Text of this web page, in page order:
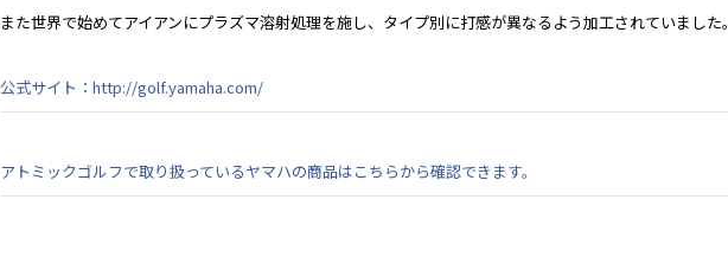
また世界で始めてアイアンにプラズマ溶射処理を施し、タイプ別に打感が異なるよう加工されていました。
公式サイト：http://golf.yamaha.com/
アトミックゴルフで取り扱っているヤマハの商品はこちらから確認できます。